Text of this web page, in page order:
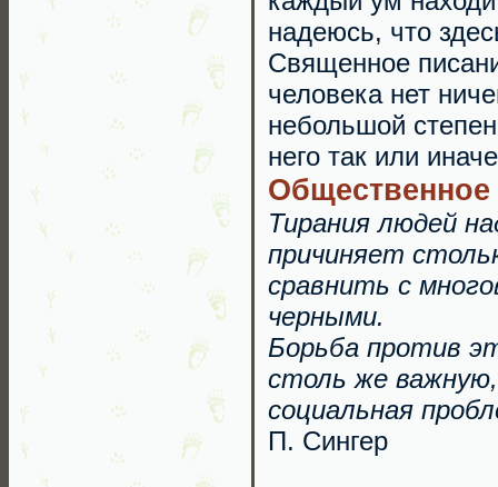
надеюсь, что
Священное
человека нет
небольшой
него так или
Тирания людей
причиняет
сравнить с
черными.
Борьба против
столь же важную,
социальная
П. Сингер